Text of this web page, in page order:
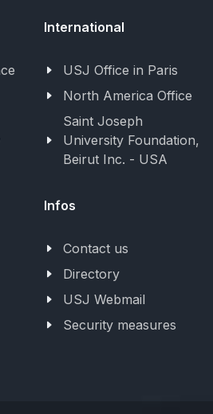
International
USJ Office in Paris
North America Office
Saint Joseph
University Foundation,
Beirut Inc. - USA
Infos
Contact us
Directory
USJ Webmail
Security measures